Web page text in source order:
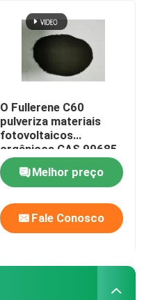
O Fullerene C60
pulveriza materiais
fotovoltaicos
orgânicos CAS 99685-
96-8
Melhor preço
Fale Conosco